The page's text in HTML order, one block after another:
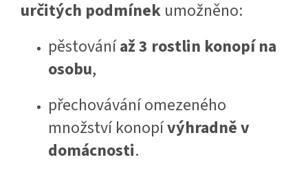
určitých podmínek umožněno:
pěstováníaž 3 rostlin konopí na
osobu,
přechovávání omezeného
množství konopívýhradně v
domácnosti.